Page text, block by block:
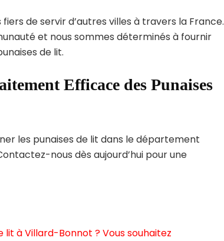
de servir d’autres villes à travers la France.
et nous sommes déterminés à fournir
de lit.
Efficace des Punaises
les punaises de lit dans le département
nous dès aujourd’hui pour une
à Villard-Bonnot ? Vous souhaitez